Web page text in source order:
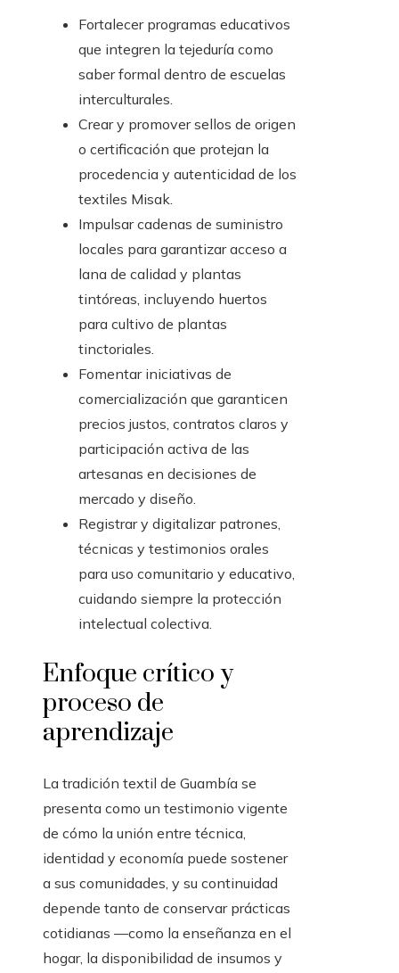
Fortalecer programas educativos
que integren la tejeduría como
saber formal dentro de escuelas
interculturales.
Crear y promover sellos de origen
o certificación que protejan la
procedencia y autenticidad de los
textiles Misak.
Impulsar cadenas de suministro
locales para garantizar acceso a
lana de calidad y plantas
tintóreas, incluyendo huertos
para cultivo de plantas
tinctoriales.
Fomentar iniciativas de
comercialización que garanticen
precios justos, contratos claros y
participación activa de las
artesanas en decisiones de
mercado y diseño.
Registrar y digitalizar patrones,
técnicas y testimonios orales
para uso comunitario y educativo,
cuidando siempre la protección
intelectual colectiva.
Enfoque crítico y
proceso de
aprendizaje
La tradición textil de Guambía se
presenta como un testimonio vigente
de cómo la unión entre técnica,
identidad y economía puede sostener
a sus comunidades, y su continuidad
depende tanto de conservar prácticas
cotidianas —como la enseñanza en el
hogar, la disponibilidad de insumos y